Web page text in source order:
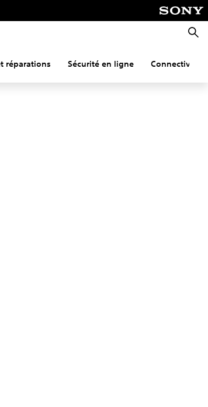
réparations Sécurité en ligne Connectivité